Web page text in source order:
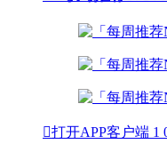
打开APP客户端 1